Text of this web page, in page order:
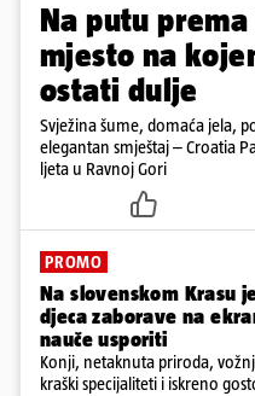
Na putu
mjesto na
ostati dulje
Svježina šume, domaća jela,
elegantan smještaj – Croatia
ljeta u Ravnoj Gori
PROMO
Na slovenskom Krasu
djeca zaborave na
nauče usporiti
Konji, netaknuta priroda,
kraški specijaliteti i iskreno